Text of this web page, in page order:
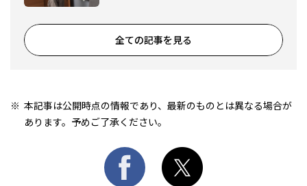
全ての記事を見る
本記事は公開時点の情報であり、最新のものとは異なる場合が
あります。予めご了承ください。